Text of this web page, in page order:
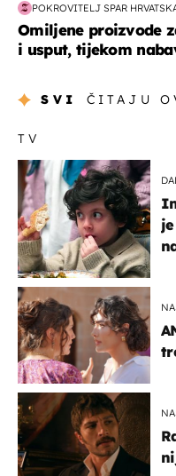
POKROVITELJ SPAR
Omiljene proizvode
i usput, tijekom
SVI ČITAJU
TV